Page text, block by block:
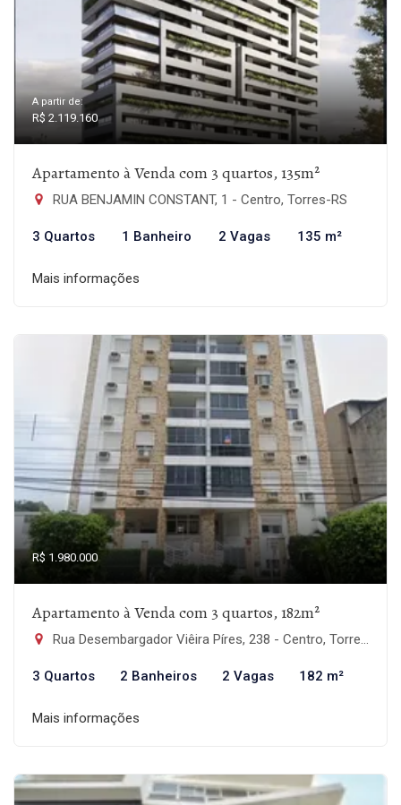
A partir de:
R$ 2.119.160
Apartamento à Venda com 3 quartos, 135m²
RUA BENJAMIN CONSTANT, 1 - Centro, Torres-RS
3 Quartos 1 Banheiro 2 Vagas 135 m²
Mais informações
R$ 1.980.000
Apartamento à Venda com 3 quartos, 182m²
Rua Desembargador Viêira Píres, 238 - Centro, Torres-RS
3 Quartos 2 Banheiros 2 Vagas 182 m²
Mais informações